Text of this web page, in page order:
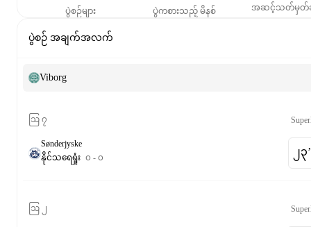
ပွဲစဉ်များ ပွဲကစားသည့် မိနစ် အဆင့်သတ်မှတ်
ပွဲစဉ် အချက်အလက်
Viborg
ဩ ၇
Sønderjyske
နိုင်သရေရှုံး ၀ - ၀ ၂၃‎’‎
ဩ ၂